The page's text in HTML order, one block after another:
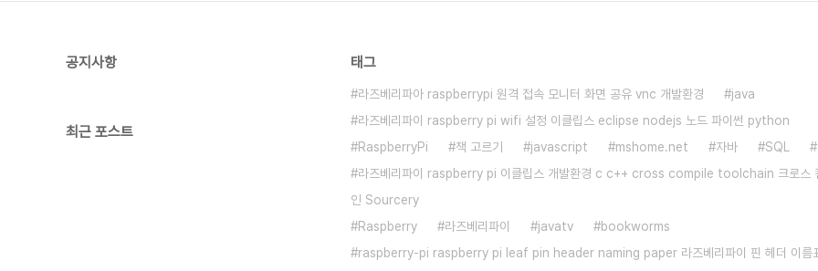
공지사항
최근 포스트
태그
라즈베리파아 raspberrypi 원격 접속 모니터 화면 공유 vnc 개발환경
java
라즈베리파이 raspberry pi wifi 설정 이클립스 eclipse nodejs 노드 파이썬 python
RaspberryPi
책 고르기 javascript mshome.net 자바 SQL
라즈베리파이 raspberry pi 이클립스 개발환경 c c++ cross compile toolchain 크로스
인 Sourcery
Raspberry
라즈베리파이 javatv
bookworms
raspberry-pi raspberry pi leaf pin header naming paper 라즈베리파이 핀 헤더 이름